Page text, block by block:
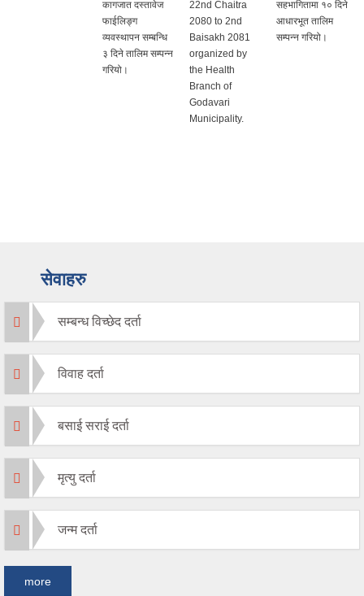
कागजात दस्तावेज
फाईलिङ्ग
व्यवस्थापन सम्बन्धि
३ दिने तालिम सम्पन्न
गरियो।
22nd Chaitra
2080 to 2nd
Baisakh 2081
organized by
the Health
Branch of
Godavari
Municipality.
सहभागितामा १० दिने
आधारभूत तालिम
सम्पन्न गरियो।
सेवाहरु
सम्बन्ध विच्छेद दर्ता
विवाह दर्ता
बसाई सराई दर्ता
मृत्यु दर्ता
जन्म दर्ता
more